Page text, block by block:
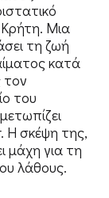
Μια
τη ζωή
κατά
τον
του
Η σκέψη της,
μάχη για τη
λάθους.